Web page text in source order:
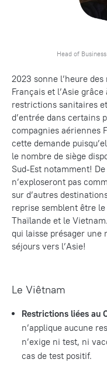
Head of
2023 sonne l’heure
Français et l’Asie
restrictions sanitaires
d’entrée dans certains
compagnies aériennes
cette demande
le nombre de siège
Sud-Est notamment!
n’exploseront pas
sur d’autres
reprise semblent être
Thaïlande et le
qui laisse présager une
séjours vers l’Asie!
Le Viêtnam
Restrictions liées au
n’applique aucune
n’exige ni test, ni
cas de test positif.